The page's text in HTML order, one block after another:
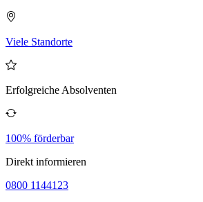
Viele Standorte
Erfolgreiche Absolventen
100% förderbar
Direkt informieren
0800 1144123